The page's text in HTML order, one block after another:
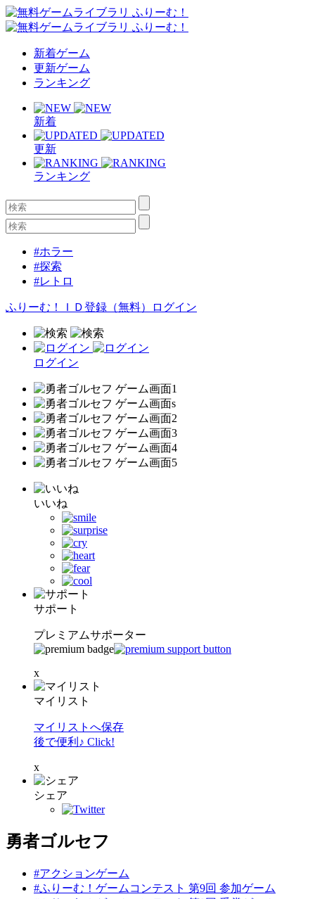
新着ゲーム
更新ゲーム
ランキング
新着
更新
ランキング
#ホラー
#探索
#レトロ
ふりーむ！ＩＤ登録（無料） ログイン
ログイン
いいね
サポート
プレミアムサポーター
x
マイリスト
マイリストへ保存
後で便利♪ Click!
x
シェア
勇者ゴルセフ
#アクションゲーム
#ふりーむ！ゲームコンテスト 第9回 参加ゲーム